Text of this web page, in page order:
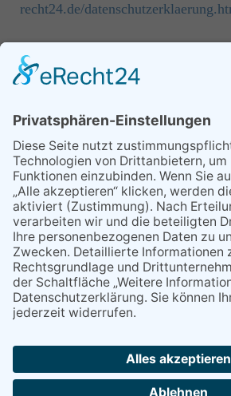
recht24.de/
Freimuth Haustechnik -
Oberstaufen
Home|Impressum|